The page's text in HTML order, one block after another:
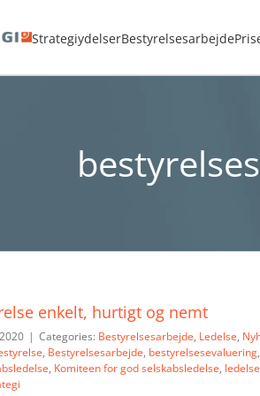
StrategiydelserBestyrelsesarbejde
enkelt, hurtigt og nemt
| Categories: Bestyrelsesarbejde, Ledelse,
, Bestyrelsesarbejde, bestyrelsesevaluering,
, Komiteen for god selskabsledelse, ledelse